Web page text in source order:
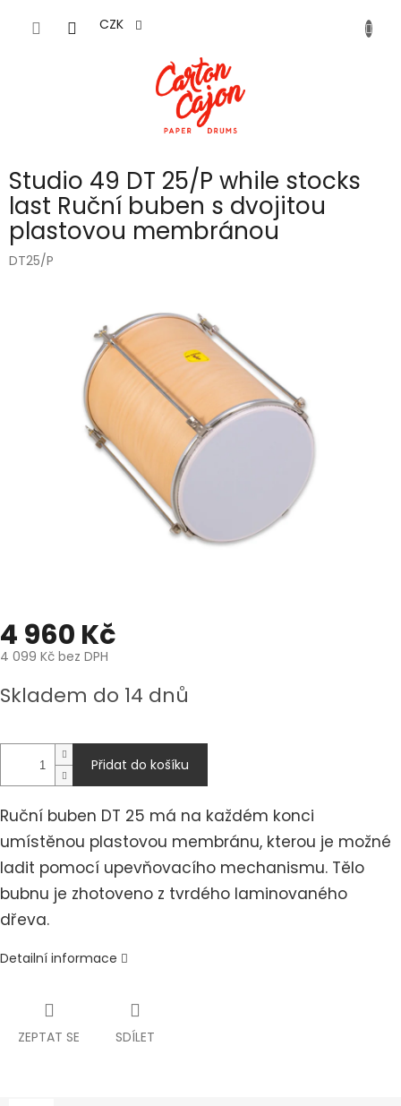
CZK
Studio 49 DT 25/P while stocks
last Ruční buben s dvojitou
plastovou membránou
DT25/P
4 960 Kč
4 099 Kč bez DPH
cena:
Skladem do 14 dnů
Přidat do košíku
Ruční buben DT 25 má na každém konci
umístěnou plastovou membránu, kterou je možné
ladit pomocí upevňovacího mechanismu. Tělo
bubnu je zhotoveno z tvrdého laminovaného
dřeva.
Detailní informace
ZEPTAT SE SDÍLET